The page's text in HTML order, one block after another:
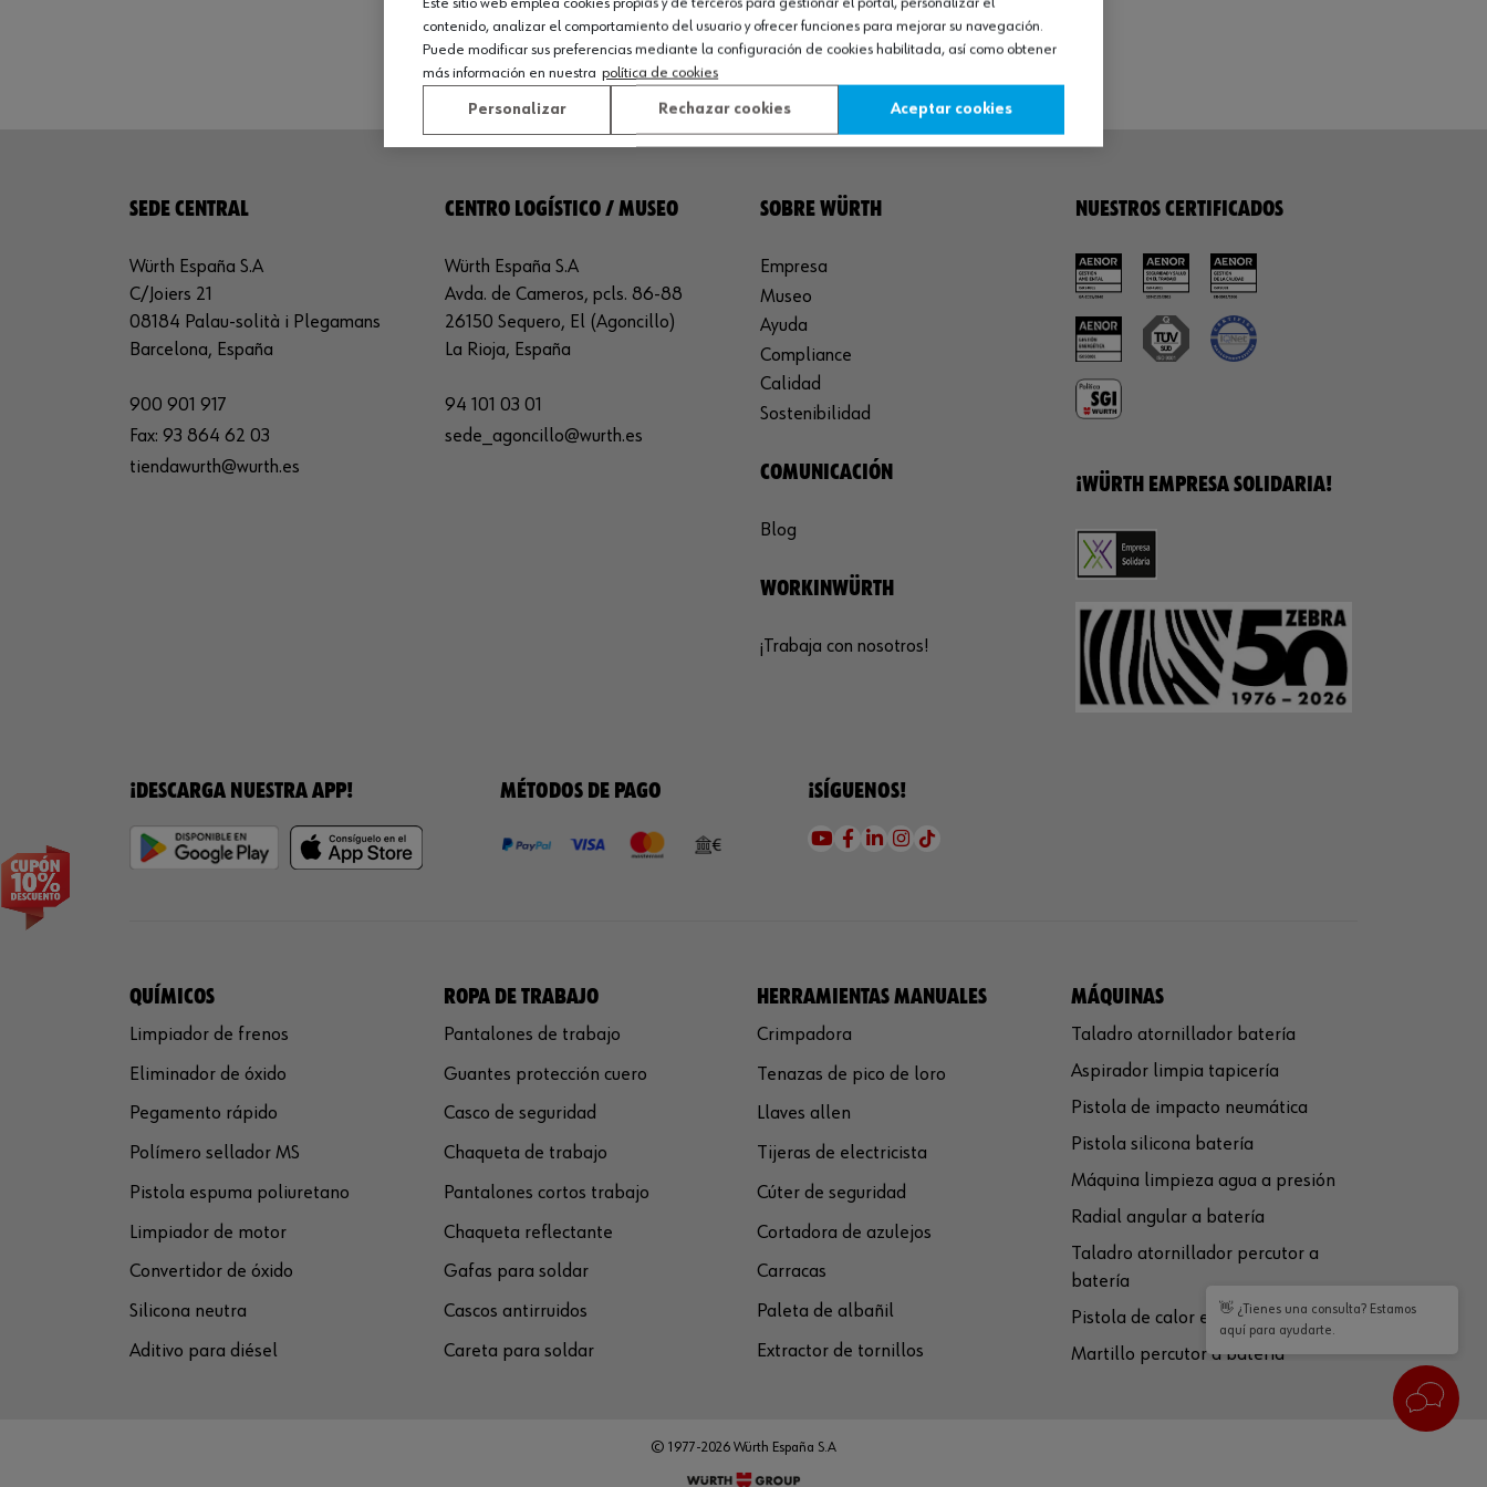
Consultar
versiones
SEDE CENTRAL
Würth España S.A
C/Joiers 21
08184 Palau-solità i Plegamans
Barcelona, España
900 901 917
Fax: 93 864 62 03
tiendawurth@wurth.es
CENTRO LOGÍSTICO / MUSEO
Würth España S.A
Avda. de Cameros, pcls. 86-88
26150 Sequero, El (Agoncillo)
La Rioja, España
94 101 03 01
sede_agoncillo@wurth.es
SOBRE WÜRTH
Empresa
Museo
Ayuda
Compliance
Calidad
Sostenibilidad
COMUNICACIÓN
Blog
WORKINWÜRTH
¡Trabaja con nosotros!
NUESTROS CERTIFICADOS
¡WÜRTH EMPRESA SOLIDARIA!
¡DESCARGA NUESTRA APP! MÉTODOS DE PAGO ¡SÍGUENOS!
QUÍMICOS
Limpiador de frenos
Eliminador de óxido
Pegamento rápido
Polímero sellador MS
Pistola espuma poliuretano
Limpiador de motor
Convertidor de óxido
Silicona neutra
Aditivo para diésel
ROPA DE TRABAJO
Pantalones de trabajo
Guantes protección cuero
Casco de seguridad
Chaqueta de trabajo
Pantalones cortos trabajo
Chaqueta reflectante
Gafas para soldar
Cascos antirruidos
Careta para soldar
HERRAMIENTAS MANUALES
Crimpadora
Tenazas de pico de loro
Llaves allen
Tijeras de electricista
Cúter de seguridad
Cortadora de azulejos
Carracas
Paleta de albañil
Extractor de tornillos
MÁQUINAS
Taladro atornillador batería
Aspirador limpia tapicería
Pistola de impacto neumática
Pistola silicona batería
Máquina limpieza agua a presión
Radial angular a batería
Taladro atornillador percutor a
batería
Pistola de calor eléctrica
Martillo percutor a batería
© 1977-2026 Würth España S.A
👋 ¿Tienes una consulta? Estamos
aquí para ayudarte.
Este sitio web emplea cookies propias y de terceros para gestionar el portal, personalizar el
contenido, analizar el comportamiento del usuario y ofrecer funciones para mejorar su navegación.
Puede modificar sus preferencias mediante la configuración de cookies habilitada, así como obtener
más información en nuestra política de cookies
Personalizar Rechazar cookies Aceptar cookies